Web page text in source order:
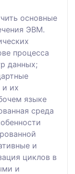
основные
ЭВМ.
процесса
данных;
и их
языке
среда
и
циклов в
и